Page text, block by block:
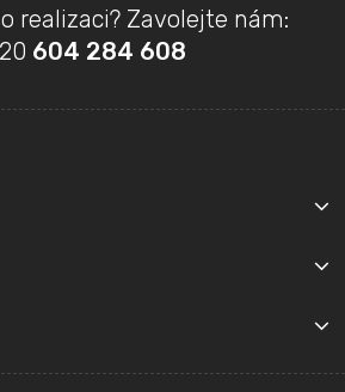
realizaci? Zavolejte nám:
604 284 608